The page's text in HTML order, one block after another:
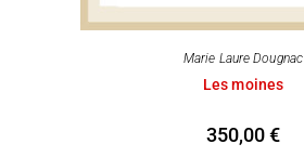
Marie Laure Dougnac
Les moines
350,00€